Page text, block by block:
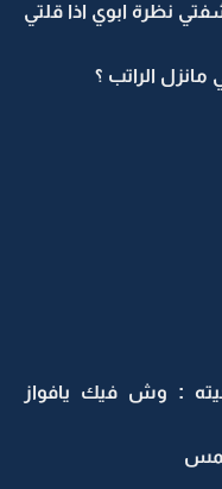
نظرة ابوي اذا قلتي
الراتب ؟
: وش فيك يافواز